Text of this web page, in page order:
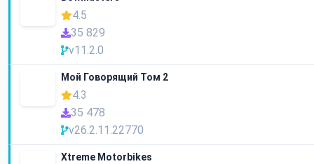
4.5
35 829
v11.2.0
Мой Говорящий Том 2
4.3
35 478
v26.2.11.22770
Xtreme Motorbikes